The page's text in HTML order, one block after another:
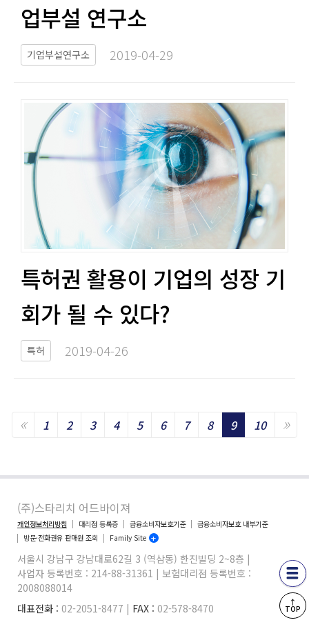
업부설 연구소​​
기업부설연구소 2019-04-29​
특허권 활용이 기업의 성장 기
회가 될 수 있다?​​
특허 2019-04-26​
«Previous
1 2 3 4 5 6 7 8 9 10 »
(주)스타리치 어드바이져
개인정보처리방침 대리점 등록증 금융소비자보호기준
금융소비자보호 내부기준
방문·전화권유 판매원 조회
Family Site
서울시 강남구 강남대로62길 3 (역삼동) 한진빌딩 2~8층 |
사업자 등록번호 : 214-88-31361 | 보험대리점 등록번호 :
2008088014
대표전화 : 02-2051-8477 | FAX : 02-578-8470
↑
TOP